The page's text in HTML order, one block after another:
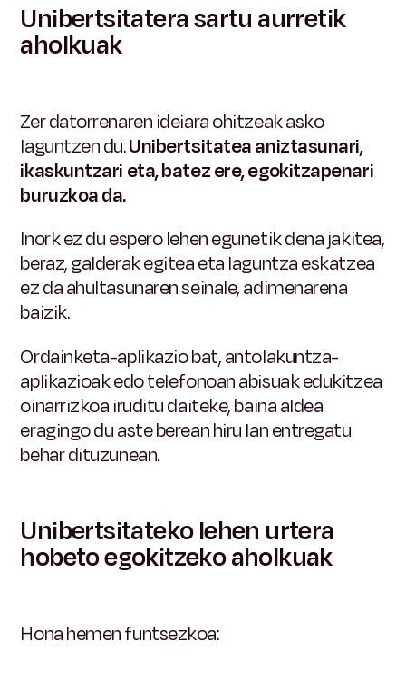
Unibertsitatera sartu aurretik
aholkuak
Zer datorrenaren ideiara ohitzeak asko
laguntzen du.Unibertsitatea aniztasunari,
ikaskuntzari eta, batez ere, egokitzapenari
buruzkoa da.
Inork ez du espero lehen egunetik dena jakitea,
beraz, galderak egitea eta laguntza eskatzea
ez da ahultasunaren seinale, adimenarena
baizik.
Ordainketa-aplikazio bat, antolakuntza-
aplikazioak edo telefonoan abisuak edukitzea
oinarrizkoa iruditu daiteke, baina aldea
eragingo du aste berean hiru lan entregatu
behar dituzunean.
Unibertsitateko lehen urtera
hobeto egokitzeko aholkuak
Hona hemen funtsezkoa: